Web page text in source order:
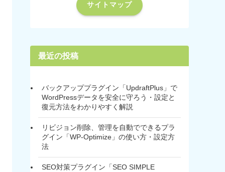
サイトマップ
最近の投稿
バックアッププラグイン「UpdraftPlus」で
WordPressデータを安全に守ろう・設定と
復元方法をわかりやすく解説
リビジョン削除、管理を自動でできるプラ
グイン「WP-Optimize」の使い方・設定方
法
SEO対策プラグイン「SEO SIMPLE